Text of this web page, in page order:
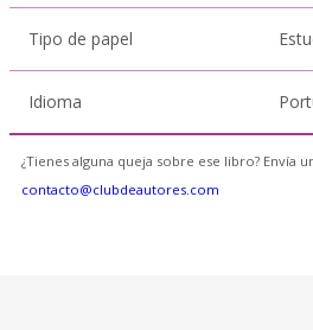
Tipo de papel
Idioma
¿Tienes alguna queja sobre ese libro? Envía
contacto@clubdeautores.com